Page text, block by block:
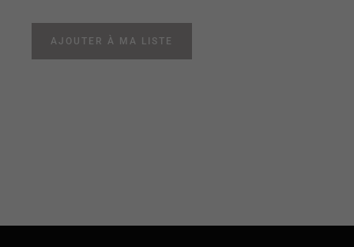
AJOUTER À MA LISTE